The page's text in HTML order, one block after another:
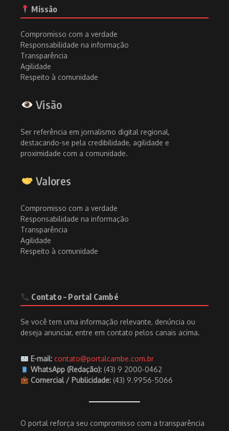
Missão
Compromisso com a verdade
Responsabilidade na informação
Transparência
Agilidade
Respeito à comunidade
Visão
Ser referência em jornalismo digital regional,
destacando-se pela credibilidade, agilidade e
proximidade com a comunidade.
Valores
Compromisso com a verdade
Responsabilidade na informação
Transparência
Agilidade
Respeito à comunidade
Contato – Portal Cambé
Se você tem uma informação relevante, denúncia ou
deseja anunciar, entre em contato pelos canais acima.
E-mail: contato@portalcambe.com.br
WhatsApp (Redação):(43) 9 2000-0462
Comercial / Publicidade:(43) 9.9956-5066
O portal reforça seu compromisso com a transparência